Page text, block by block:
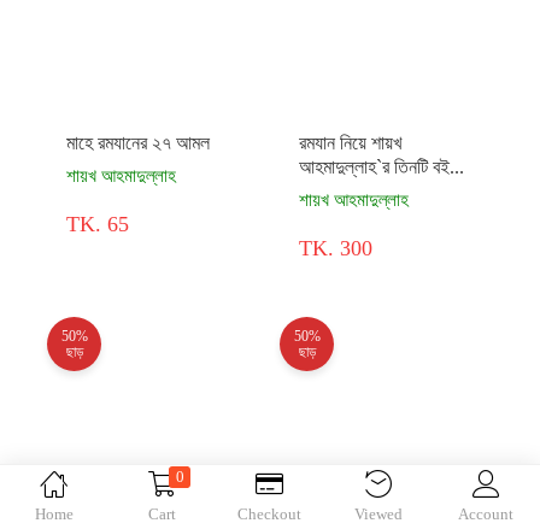
Home
0
Cart Checkout Viewed Account
মাহে রমযানের ২৭ আমল
শায়খ আহমাদুল্লাহ
TK. 65
রমযান নিয়ে শায়খ
আহমাদুল্লাহ`র তিনটি বই...
শায়খ আহমাদুল্লাহ
TK. 300
50%
ছাড়
50%
ছাড়